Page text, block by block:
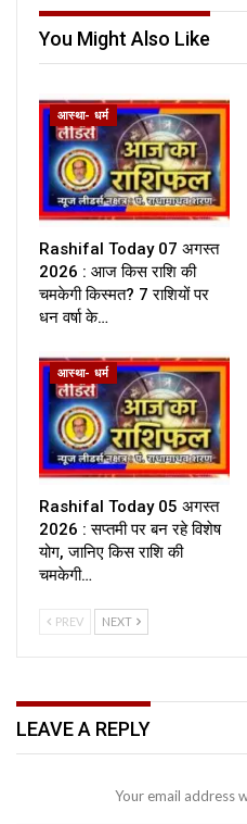
You Might Also Like
आस्था- धर्म
Rashifal Today 07 अगस्त
2026 : आज किस राशि की
चमकेगी किस्मत? 7 राशियों पर
धन वर्षा के…
आस्था- धर्म
Rashifal Today 05 अगस्त
2026 : सप्तमी पर बन रहे विशेष
योग, जानिए किस राशि की
चमकेगी…
PREV NEXT
LEAVE A REPLY
Your email address